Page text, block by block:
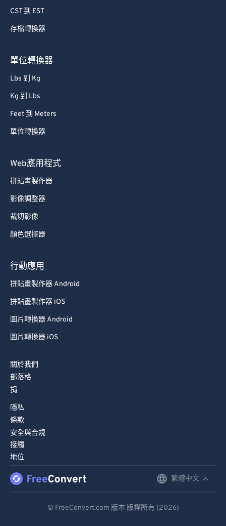
CST 到 EST
存檔轉換器
單位轉換器
Lbs 到 Kg
Kg 到 Lbs
Feet 到 Meters
單位轉換器
Web應用程式
拼貼畫製作器
影像調整器
裁切影像
顏色選擇器
行動應用
拼貼畫製作器 Android
拼貼畫製作器 iOS
圖片轉換器 Android
圖片轉換器 iOS
關於我們
部落格
捐
隱私
條款
安全與合規
接觸
地位
繁體中文
© FreeConvert.com 版本 版權所有 (2026)